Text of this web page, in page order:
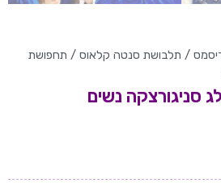
/ תלבושת סנטה קלאוס / תחפושת
נשים